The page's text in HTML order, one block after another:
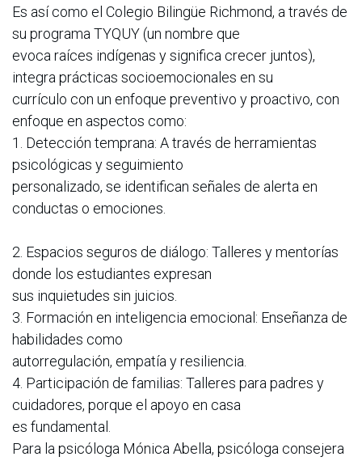
Es así como el Colegio Bilingüe Richmond, a través de
su programa TYQUY (un nombre que
evoca raíces indígenas y significa crecer juntos),
integra prácticas socioemocionales en su
currículo con un enfoque preventivo y proactivo, con
enfoque en aspectos como:
1. Detección temprana: A través de herramientas
psicológicas y seguimiento
personalizado, se identifican señales de alerta en
conductas o emociones.
2. Espacios seguros de diálogo: Talleres y mentorías
donde los estudiantes expresan
sus inquietudes sin juicios.
3. Formación en inteligencia emocional: Enseñanza de
habilidades como
autorregulación, empatía y resiliencia.
4. Participación de familias: Talleres para padres y
cuidadores, porque el apoyo en casa
es fundamental.
Para la psicóloga Mónica Abella, psicóloga consejera